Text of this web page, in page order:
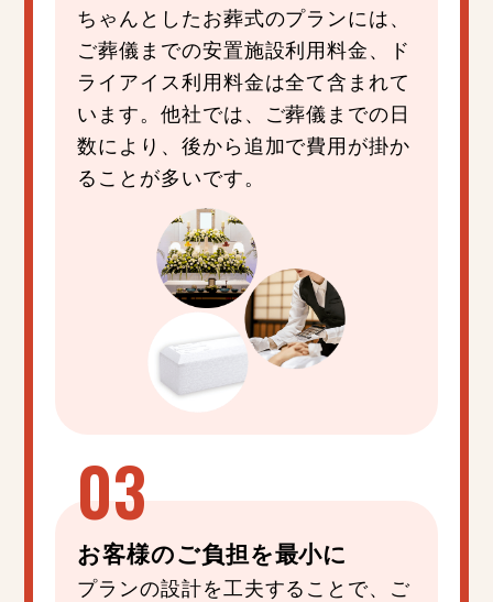
ちゃんとしたお葬式のプランには、
ご葬儀までの安置施設利用料金、ド
ライアイス利用料金は全て含まれて
います。他社では、ご葬儀までの日
数により、後から追加で費用が掛か
ることが多いです。
お客様のご負担を最小に
プランの設計を工夫することで、ご